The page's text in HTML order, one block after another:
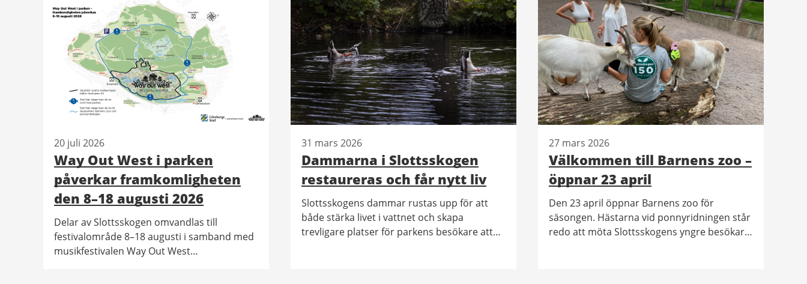
Way Out West i parken
påverkar framkomligheten
den 8–18 augusti 2026
20 juli 2026
Delar av Slottsskogen omvandlas till
festivalområde 8–18 augusti i samband med
musikfestivalen Way Out West
Dammarna i Slottsskogen
restaureras och får nytt liv
31 mars 2026
Slottsskogens dammar rustas upp för att
både stärka livet i vattnet och skapa
trevligare platser för parkens besökare att
Välkommen till Barnens zoo –
öppnar 23 april
27 mars 2026
Den 23 april öppnar Barnens zoo för
säsongen. Hästarna vid ponnyridningen står
redo att möta Slottsskogens yngre besökare